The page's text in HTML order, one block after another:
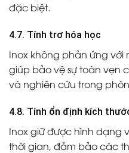
đặc biệt.
4.7. Tính trơ hóa học
Inox không phản ứng
giúp bảo vệ sự toàn vẹn
và nghiên cứu trong
4.8. Tính ổn định kích
Inox giữ được hình dạng
thời gian, đảm bảo các